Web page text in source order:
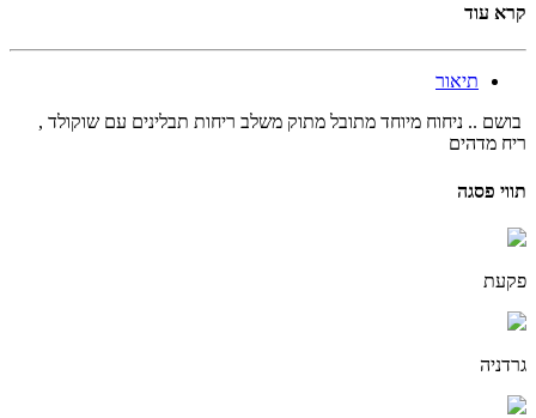
קרא עוד
תיאור
בושם .. ניחוח מיוחד מתובל מתוק משלב ריחות תבלינים עם שוקולד ,
ריח מדהים
תווי פסגה
פקעת
גרדניה